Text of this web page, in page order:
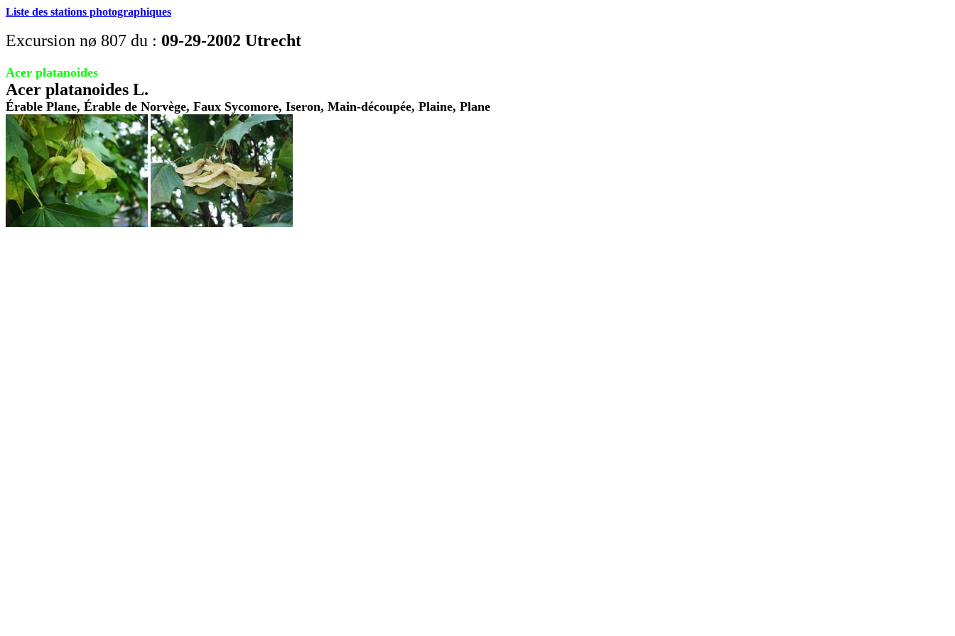
Liste des stations photographiques
Excursion nø 807 du : 09-29-2002 Utrecht
Acer platanoides
Acer platanoides L.
Érable Plane, Érable de Norvège, Faux Sycomore, Iseron, Main-découpée, Plaine, Plane